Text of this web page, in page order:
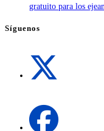
gratuito para los
Síguenos
pestaña
abre